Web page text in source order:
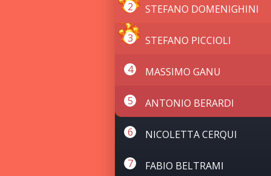
STEFANO DOMENIGHINI
STEFANO PICCIOLI
MASSIMO GANU
ANTONIO BERARDI
NICOLETTA CERQUI
FABIO BELTRAMI